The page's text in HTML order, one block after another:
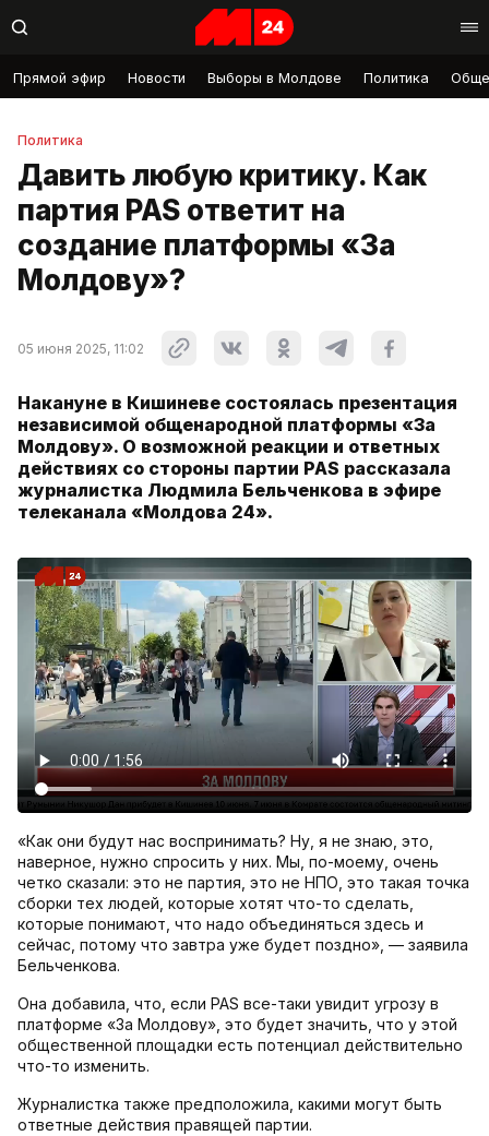
Прямой эфир Новости Выборы в Молдове Политика
Политика
Давить любую критику. Как
партия PAS ответит на
создание платформы «За
Молдову»?
05 июня 2025, 11:02
Накануне в Кишиневе состоялась презентация
независимой общенародной платформы «За
Молдову». О возможной реакции и ответных
действиях со стороны партии PAS рассказала
журналистка Людмила Бельченкова в эфире
телеканала «Молдова 24».
«Как они будут нас воспринимать? Ну, я не знаю, это,
наверное, нужно спросить у них. Мы, по-моему, очень
четко сказали: это не партия, это не НПО, это такая точка
сборки тех людей, которые хотят что-то сделать,
которые понимают, что надо объединяться здесь и
сейчас, потому что завтра уже будет поздно», — заявила
Бельченкова.
Она добавила, что, если PAS все-таки увидит угрозу в
платформе «За Молдову», это будет значить, что у этой
общественной площадки есть потенциал действительно
что-то изменить.
Журналистка также предположила, какими могут быть
ответные действия правящей партии.